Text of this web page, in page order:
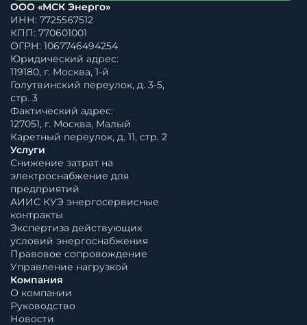
ООО «МСК Энерго»
ИНН: 7725567512
КПП: 770601001
ОГРН: 1067746494254
Юридический адрес:
119180, г. Москва, 1-й
Голутвинский переулок, д. 3-5,
стр. 3
Фактический адрес:
127051, г. Москва, Малый
Каретный переулок, д. 11, стр. 2
Услуги
Снижение затрат на
электроснабжение для
предприятий
АИИС КУЭ энергосервисные
контракты
Экспертиза действующих
условий энергоснабжения
Правовое сопровождение
Управление нагрузкой
Компания
О компании
Руководство
Новости